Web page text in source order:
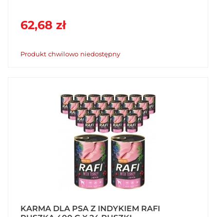
62,68 zł
Produkt chwilowo niedostępny
KARMA DLA PSA Z INDYKIEM RAFI